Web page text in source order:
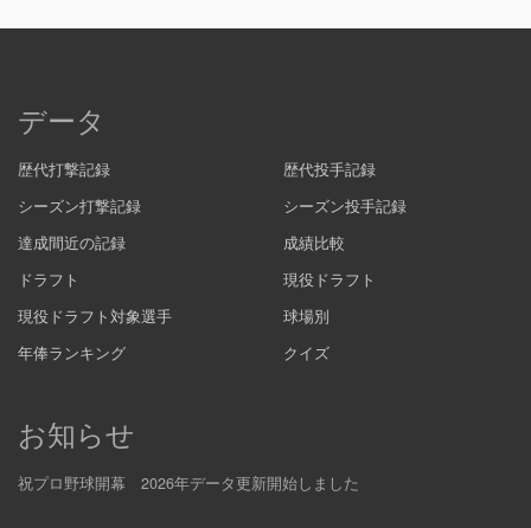
データ
歴代打撃記録
歴代投手記録
シーズン打撃記録
シーズン投手記録
達成間近の記録
成績比較
ドラフト
現役ドラフト
現役ドラフト対象選手
球場別
年俸ランキング
クイズ
お知らせ
祝プロ野球開幕 2026年データ更新開始しました